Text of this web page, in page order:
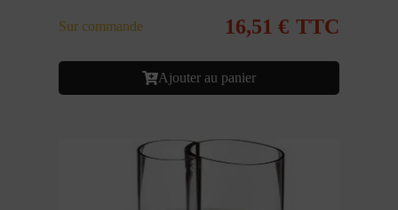
Sur commande 16,51 € TTC
Ajouter au panier